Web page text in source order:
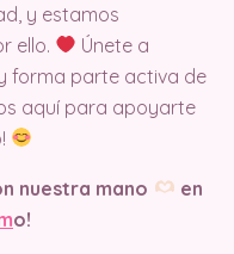
y estamos
ello.
Únete a
forma parte activa de
aquí para apoyarte
nuestra mano
en
o!